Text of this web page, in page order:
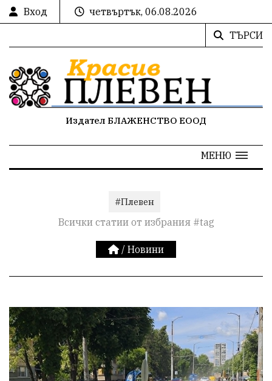
Вход
четвъртък, 06.08.2026
ТЪРСИ
Издател БЛАЖЕНСТВО ЕООД
МЕНЮ
#Плевен
Всички статии от избрания #tag
/ Новини